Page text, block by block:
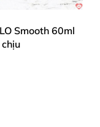
Smooth 60ml